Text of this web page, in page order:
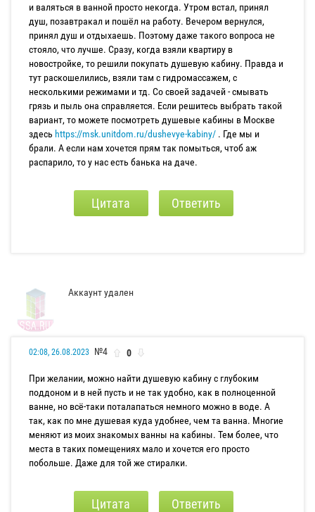
и валяться в ванной просто некогда. Утром встал, принял
душ, позавтракал и пошёл на работу. Вечером вернулся,
принял душ и отдыхаешь. Поэтому даже такого вопроса не
стояло, что лучше. Сразу, когда взяли квартиру в
новостройке, то решили покупать душевую кабину. Правда и
тут раскошелились, взяли там с гидромассажем, с
несколькими режимами и тд. Со своей задачей - смывать
грязь и пыль она справляется. Если решитесь выбрать такой
вариант, то можете посмотреть душевые кабины в Москве
здесь https://msk.unitdom.ru/dushevye-kabiny/ . Где мы и
брали. А если нам хочется прям так помыться, чтоб аж
распарило, то у нас есть банька на даче.
Цитата Ответить
Аккаунт удален
02:08, 26.08.2023 №4 0
При желании, можно найти душевую кабину с глубоким
поддоном и в ней пусть и не так удобно, как в полноценной
ванне, но всё-таки поталапаться немного можно в воде. А
так, как по мне душевая куда удобнее, чем та ванна. Многие
меняют из моих знакомых ванны на кабины. Тем более, что
места в таких помещениях мало и хочется его просто
побольше. Даже для той же стиралки.
Цитата Ответить